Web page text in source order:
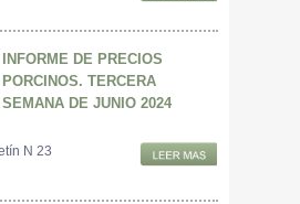
INFORME DE PRECIOS
PORCINOS. TERCERA
SEMANA DE JUNIO 2024
N 23